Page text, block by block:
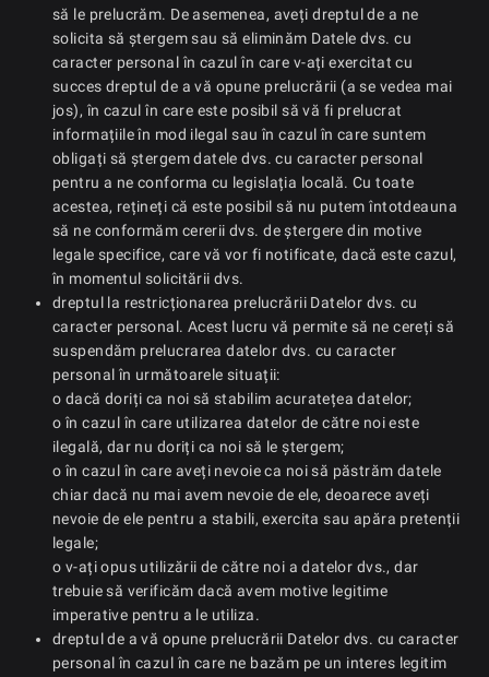
să le prelucrăm. De asemenea, aveți dreptul de a ne
solicita să ștergem sau să eliminăm Datele dvs. cu
caracter personal în cazul în care v-ați exercitat cu
succes dreptul de a vă opune prelucrării (a se vedea mai
jos), în cazul în care este posibil să vă fi prelucrat
informațiile în mod ilegal sau în cazul în care suntem
obligați să ștergem datele dvs. cu caracter personal
pentru a ne conforma cu legislația locală. Cu toate
acestea, rețineți că este posibil să nu putem întotdeauna
să ne conformăm cererii dvs. de ștergere din motive
legale specifice, care vă vor fi notificate, dacă este cazul,
în momentul solicitării dvs.
dreptul la restricționarea prelucrării Datelor dvs. cu
caracter personal. Acest lucru vă permite să ne cereți să
suspendăm prelucrarea datelor dvs. cu caracter
personal în următoarele situații:
o dacă doriți ca noi să stabilim acuratețea datelor;
o în cazul în care utilizarea datelor de către noi este
ilegală, dar nu doriți ca noi să le ștergem;
o în cazul în care aveți nevoie ca noi să păstrăm datele
chiar dacă nu mai avem nevoie de ele, deoarece aveți
nevoie de ele pentru a stabili, exercita sau apăra pretenții
legale;
o v-ați opus utilizării de către noi a datelor dvs., dar
trebuie să verificăm dacă avem motive legitime
imperative pentru a le utiliza.
dreptul de a vă opune prelucrării Datelor dvs. cu caracter
personal în cazul în care ne bazăm pe un interes legitim